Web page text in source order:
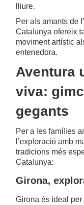
lliure.
Per als amants de
Catalunya ofereix
moviment artístic
entenedora.
Aventura
viva:
gegants
Per a les famílies
l’exploració amb
tradicions més
Catalunya:
Girona,
Girona és ideal